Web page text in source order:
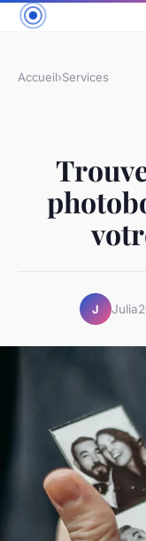
Accueil›Services
J Julia